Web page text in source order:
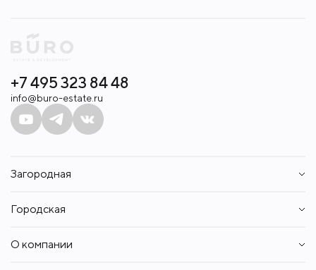
+7 495 323 84 48
info@buro-estate.ru
Загородная
Участки
Аренда
Городская
Апартаменты
О компании